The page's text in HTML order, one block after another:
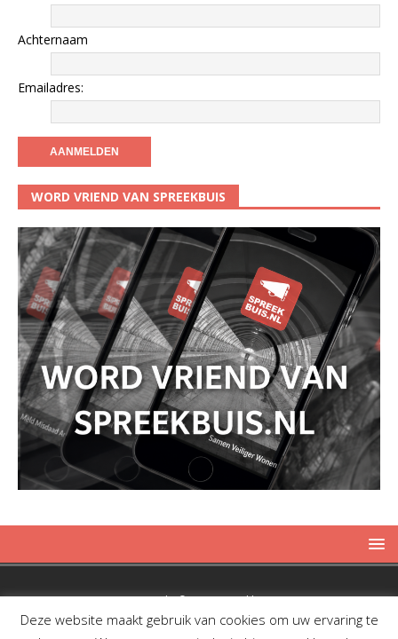
Achternaam
Emailadres:
WORD VRIEND VAN SPREEKBUIS
Copyright © 2019 Spreekbuis
Deze website maakt gebruik van cookies om uw ervaring te